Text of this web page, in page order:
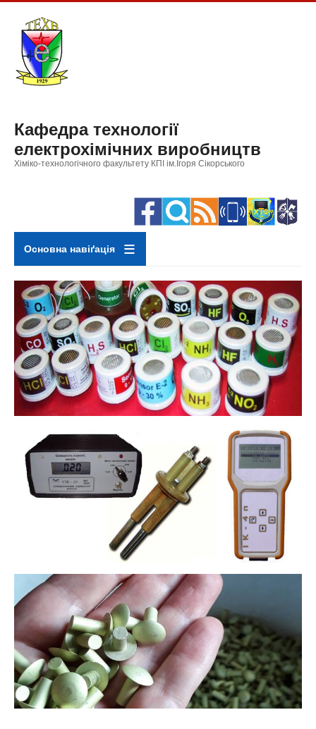
основного
вмісту
Кафедра технології
електрохімічних виробництв
Хіміко-технологічного факультету КПІ ім.Ігоря Сікорського
Основна навіґація